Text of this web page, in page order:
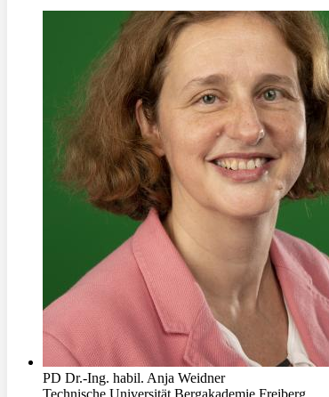
PD Dr.-Ing. habil. Anja Weidner
Technische Universität Bergakademie Freiberg